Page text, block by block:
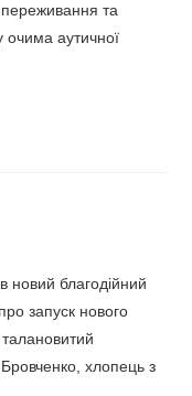
переживання та
очима аутичної
новий благодійний
запуск нового
хлопець з